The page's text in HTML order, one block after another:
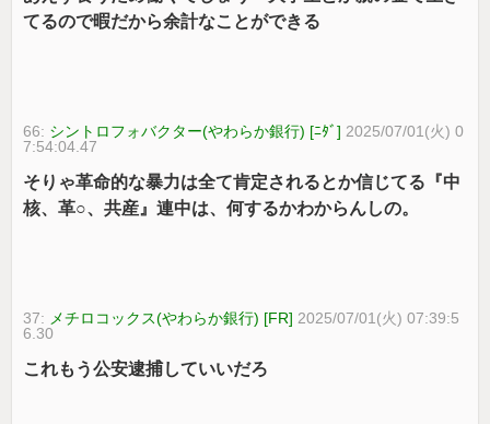
てるので暇だから余計なことができる
66: シントロフォバクター(やわらか銀行) [ﾆﾀﾞ] 2025/07/01(火) 0
7:54:04.47
そりゃ革命的な暴力は全て肯定されるとか信じてる『中
核、革○、共産』連中は、何するかわからんしの。
37: メチロコックス(やわらか銀行) [FR] 2025/07/01(火) 07:39:5
6.30
これもう公安逮捕していいだろ